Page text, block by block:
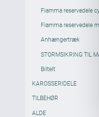
Fiamma reservedele
Fiamma reservedele
Anhængertræk
STORMSIKRING TIL
Biltelt
KAROSSERIDELE
TILBEHØR
ALDE